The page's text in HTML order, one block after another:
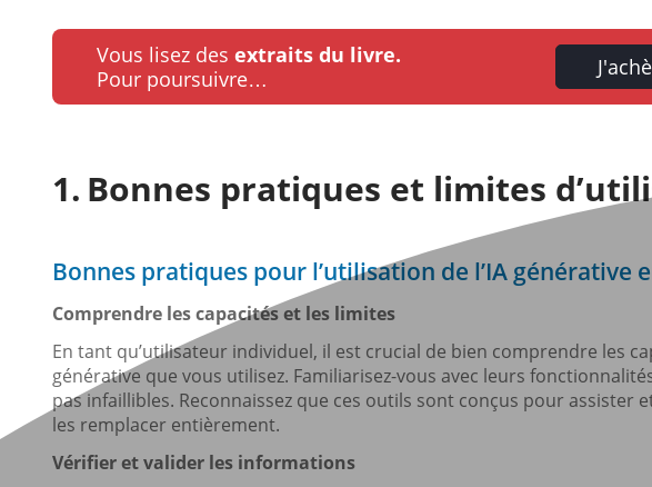
Vous lisez des extraits du livre.
Pour poursuivre…
Bonnes pratiques et limites
Bonnes pratiques pour l’utilisation de l’IA générative
Comprendre les capacités et les limites
En tant qu’utilisateur individuel, il est crucial de bien comprendre les
générative que vous utilisez. Familiarisez-vous avec leurs
pas infaillibles. Reconnaissez que ces outils sont conçus pour assister
les remplacer entièrement.
Vérifier et valider les informations